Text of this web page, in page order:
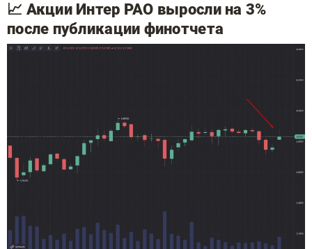
📈 Акции Интер РАО выросли на 3%
после публикации финотчета